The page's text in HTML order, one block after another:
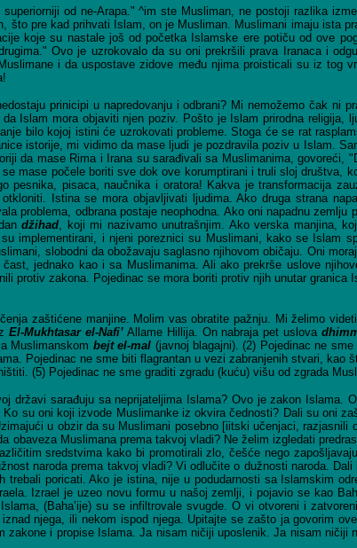
od ne-Arapa." ^im ste Musliman, ne postoji razlika
što pre kad prihvati Islam, on je Musliman. Muslimani imaju ista
koje su nastale još od početka Islamske ere potiču od ove
Ovo je uzrokovalo da su oni prekršili prava Iranaca i
i da uspostave zidove među njima proisticali su iz
prinicipi u napredovanju i odbrani? Mi nemožemo čak ni
da Islam mora objaviti njen poziv. Pošto je Islam prirodna religija,
bilo kojoj istini će uzrokovati probleme. Stoga će se rat
istorije, mi vidimo da mase ljudi je pozdravila poziv u Islam.
da mase Rima i Irana su sarađivali sa Muslimanima, govoreći,
mase počele boriti sve dok ove korumptirani i truli sloj
pesnika, pisaca, naučnika i oratora! Kakva je transformacija
Istina se mora objavljivati ljudima. Ako druga strana
problema, odbrana postaje neophodna. Ako oni napadnu
džihad , koji mi nazivamo unutrašnjim. Ako verska manjina,
implementirani, i njeni poreznici su Muslimani, kako se Islam
slobodni da obožavaju saglasno njihovom običaju. Oni
jednako kao i sa Muslimanima. Ali ako prekrše uslove
protiv zakona. Pojedinac se mora boriti protiv njih unutar
zaštićene manjine. Molim vas obratite pažnju. Mi želimo
El-Mukhtasar el-Nafi’Allame Hillija. On nabraja pet uslova
Muslimanskom bejt el-mal (javnoj blagajni). (2) Pojedinac ne
Pojedinac ne sme biti flagrantan u vezi zabranjenih stvari,
(5) Pojedinac ne sme graditi zgradu (kuću) višu od zgrada
državi sarađuju sa neprijateljima Islama? Ovo je zakon
su oni koji izvode Muslimanke iz okvira čednosti? Dali su oni
u obzir da su Muslimani posebno [iitski učenjaci,
obaveza Muslimana prema takvoj vladi? Ne želim izgledati
sredstvima kako bi promotirali zlo, češće nego
naroda prema takvoj vladi? Vi odlučite o dužnosti naroda.
poricati. Ako je istina, nije u podudarnosti sa Islamskim
Izrael je uzeo novu formu u našoj zemlji, i pojavio se kao
(Baha’ije) su se infiltrovale svugde. O vi otvoreni i
njega, ili nekom ispod njega. Upitajte se zašto ja govorim
i propise Islama. Ja nisam ničiji uposlenik. Ja nisam